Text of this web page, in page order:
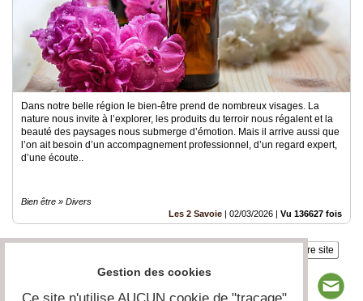
Dans notre belle région le bien-être prend de nombreux visages. La
nature nous invite à l’explorer, les produits du terroir nous régalent et la
beauté des paysages nous submerge d’émotion. Mais il arrive aussi que
l’on ait besoin d’un accompagnement professionnel, d’un regard expert,
d’une écoute..
Bien être » Divers
Les 2 Savoie | 02/03/2026 | Vu 136627 fois
Insérez sur votre site
Gestion des cookies